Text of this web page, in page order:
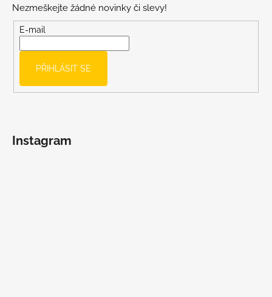
Nezmeškejte žádné novinky či slevy!
E-mail
PŘIHLÁSIT SE
Instagram